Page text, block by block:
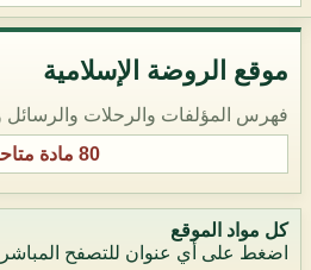
موقع الروضة الإسلامية
فهرس المؤلفات والرحلات والرسائل
80 مادة متاحة
كل مواد الموقع
اضغط على أي عنوان للتصفح المباشر